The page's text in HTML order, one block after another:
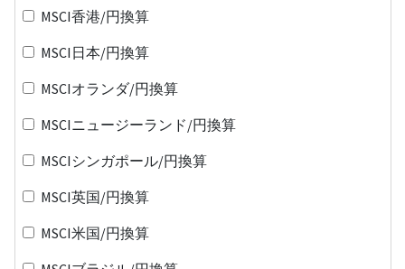
MSCI香港/円換算
MSCI日本/円換算
MSCIオランダ/円換算
MSCIニュージーランド/円換算
MSCIシンガポール/円換算
MSCI英国/円換算
MSCI米国/円換算